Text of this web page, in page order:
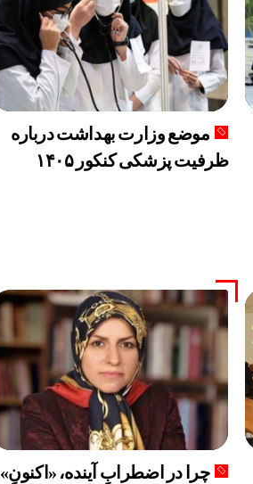
موضع وزارت بهداشت درباره
ظرفیت پزشکی کنکور ۱۴۰۵
چرا در اضطرابِ آینده، «اکنونِ»